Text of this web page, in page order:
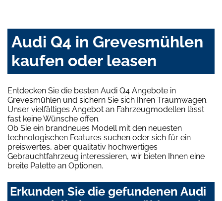
Audi Q4 in Grevesmühlen
kaufen oder leasen
Entdecken Sie die besten Audi Q4 Angebote in
Grevesmühlen und sichern Sie sich Ihren Traumwagen.
Unser vielfältiges Angebot an Fahrzeugmodellen lässt
fast keine Wünsche offen.
Ob Sie ein brandneues Modell mit den neuesten
technologischen Features suchen oder sich für ein
preiswertes, aber qualitativ hochwertiges
Gebrauchtfahrzeug interessieren, wir bieten Ihnen eine
breite Palette an Optionen.
Erkunden Sie die gefundenen Audi